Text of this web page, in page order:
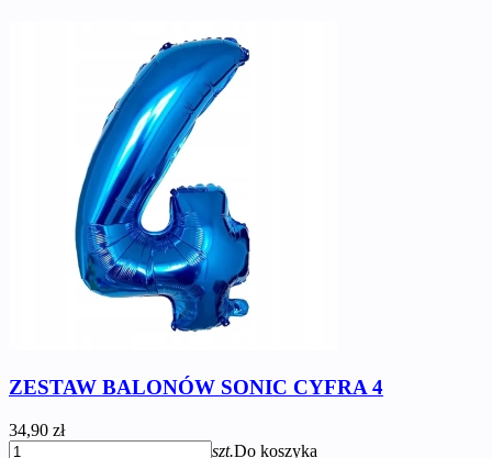
ZESTAW BALONÓW SONIC CYFRA 4
34,90 zł
szt.Do koszyka